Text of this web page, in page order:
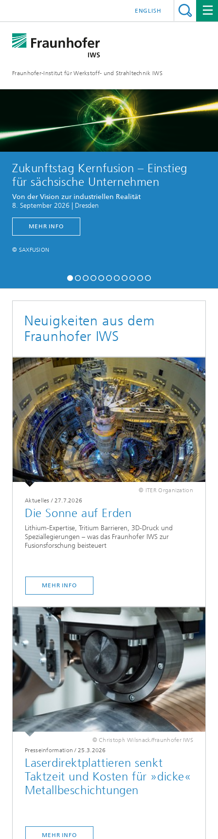
Fraunhofer-Institut für Werkstoff- und Strahltechnik IWS
ENGLISH
Zukunftstag Kernfusion – Einstieg
für sächsische Unternehmen
Von der Vision zur industriellen Realität
8. September 2026 | Dresden
MEHR INFO
© SAXFUSION
Neuigkeiten aus dem
Fraunhofer IWS
© ITER Organization
Aktuelles / 27.7.2026
Die Sonne auf Erden
Lithium-Expertise, Tritium Barrieren, 3D-Druck und
Speziallegierungen – was das Fraunhofer IWS zur
Fusionsforschung beisteuert
MEHR INFO
© Christoph Wilsnack/Fraunhofer IWS
Presseinformation/ 25.3.2026
Laserdirektplattieren senkt
Taktzeit und Kosten für »dicke«
Metallbeschichtungen
MEHR INFO